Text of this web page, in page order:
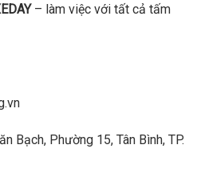
– làm việc với tất cả tấm
Bạch, Phường 15, Tân Bình, TP.